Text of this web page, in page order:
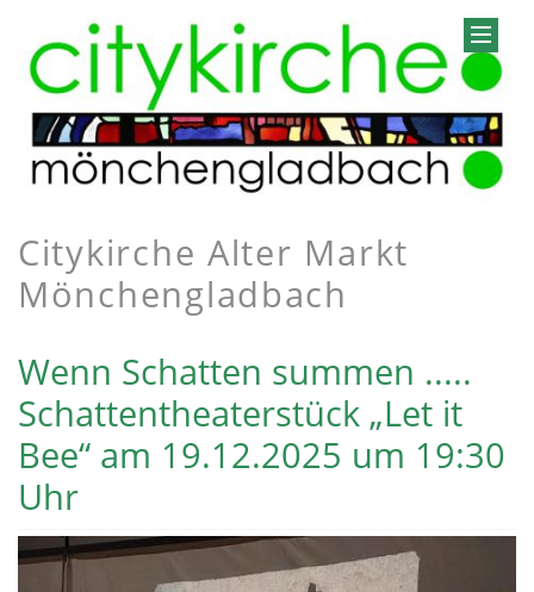
Citykirche Alter Markt
Mönchengladbach
Wenn Schatten summen .....
Schattentheaterstück „Let it
Bee“ am 19.12.2025 um 19:30
Uhr